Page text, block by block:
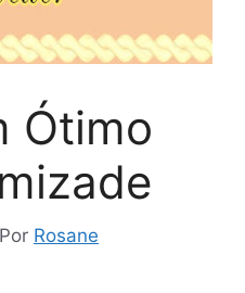
Ótimo
Por Rosane